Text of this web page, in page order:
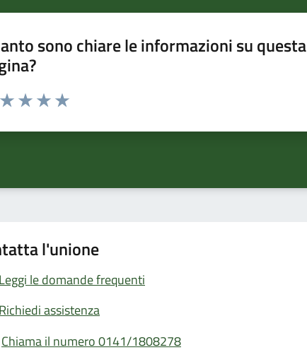
sono chiare le informazioni su questa
da 1 a 5 stelle la pagina
l'unione
Leggi le domande frequenti
Richiedi assistenza
Chiama il numero 0141/1808278